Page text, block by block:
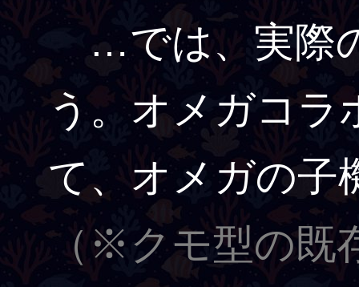
…では、実際
う。オメガコラ
て、オメガの子
（※クモ型の既